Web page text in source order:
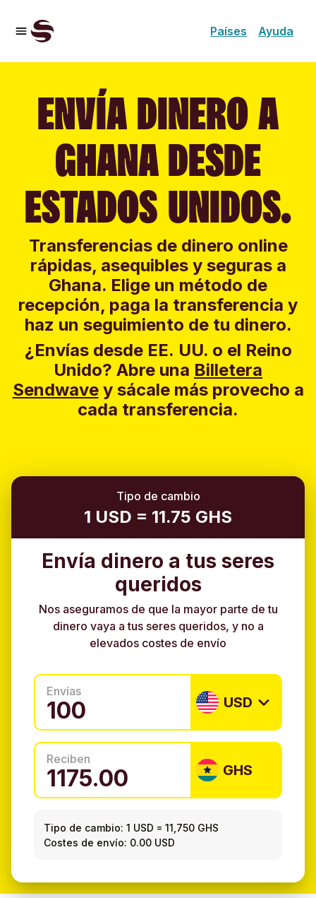
Países Ayuda
ENVÍA DINERO A
GHANA DESDE
ESTADOS UNIDOS.
Transferencias de dinero online
rápidas, asequibles y seguras a
Ghana. Elige un método de
recepción, paga la transferencia y
haz un seguimiento de tu dinero.
¿Envías desde EE. UU. o el Reino
Unido? Abre una Billetera
Sendwavey sácale más provecho a
cada transferencia.
Tipo de cambio
1 USD = 11.75 GHS
Envía dinero a tus seres
queridos
Nos aseguramos de que la mayor parte de tu
dinero vaya a tus seres queridos, y no a
elevados costes de envío
Envías
USD
Reciben
GHS
Tipo de cambio: 1 USD =11,750 GHS
Costes de envío: 0.00 USD